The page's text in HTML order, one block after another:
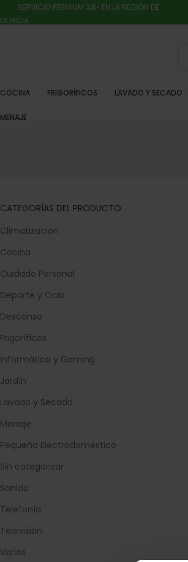
SERVICIO PREMIUM 24H EN LA REGIÓN DE
MURCIA
COCINA FRIGORÍFICOS LAVADO Y SECADO
MENAJE
CATEGORÍAS DEL PRODUCTO
Climatización
Cocina
Cuidado Personal
Deporte y Ocio
Descanso
Frigoríficos
Informática y Gaming
Jardín
Lavado y Secado
Menaje
Pequeño Electrodoméstico
Sin categorizar
Sonido
Telefonía
Televisión
Varios